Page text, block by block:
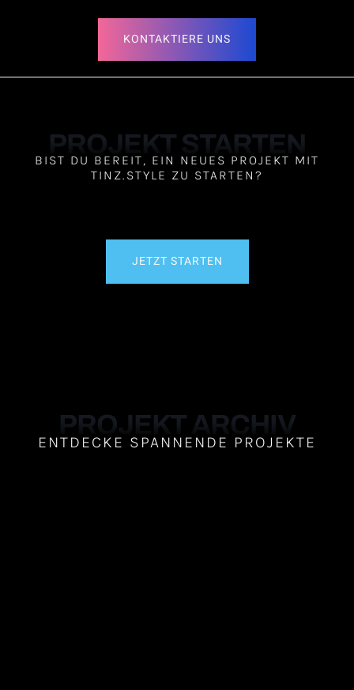
KONTAKTIERE UNS
PROJEKT STARTEN
BIST DU BEREIT, EIN NEUES PROJEKT MIT
TINZ.STYLE ZU STARTEN?
JETZT STARTEN
PROJEKT ARCHIV
ENTDECKE SPANNENDE PROJEKTE